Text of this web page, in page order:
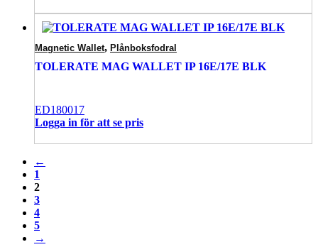
Magnetic Wallet, Plånboksfodral
TOLERATE MAG WALLET IP 16E/17E BLK
ED180017
Logga in för att se pris
←
1
2
3
4
5
→